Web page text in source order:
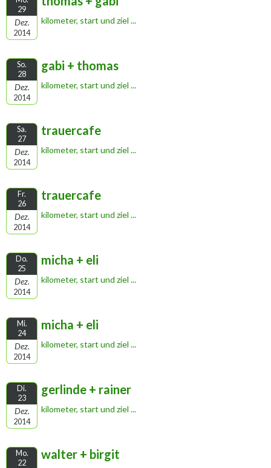
29
Dez.
2014
kilometer, start und ziel ...
So.
28
Dez.
2014
gabi + thomas
kilometer, start und ziel ...
Sa.
27
Dez.
2014
trauercafe
kilometer, start und ziel ...
Fr.
26
Dez.
2014
trauercafe
kilometer, start und ziel ...
Do.
25
Dez.
2014
micha + eli
kilometer, start und ziel ...
Mi.
24
Dez.
2014
micha + eli
kilometer, start und ziel ...
Di.
23
Dez.
2014
gerlinde + rainer
kilometer, start und ziel ...
Mo.
22
walter + birgit